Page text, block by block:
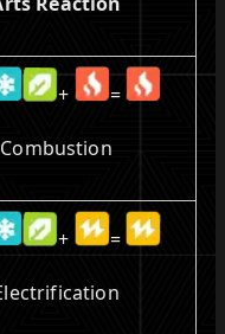
+ =
Combustion
+ =